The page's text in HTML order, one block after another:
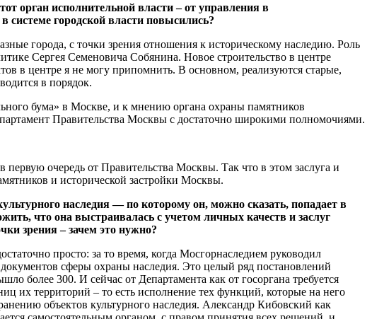
орган исполнительной власти – от управления в
системе городской власти повысились?
города, с точки зрения отношения к историческому наследию. Роль
Сергея Семеновича Собянина. Новое строительство в центре
в центре я не могу припомнить. В основном, реализуются старые,
в порядок.
бума» в Москве, и к мнению органа охраны памятников
Правительства Москвы с достаточно широкими полномочиями.
очередь от Правительства Москвы. Так что в этом заслуга и
и исторической застройки Москвы.
наследия — по которому он, можно сказать, попадает в
что она выстраивалась с учетом личных качеств и заслуг
зрения – зачем это нужно?
просто: за то время, когда Мосгорнаследием руководил
сферы охраны наследия. Это целый ряд постановлений
более 300. И сейчас от Департамента как от госоргана требуется
их территорий – то есть исполнение тех функций, которые на него
объектов культурного наследия. Александр Кибовский как